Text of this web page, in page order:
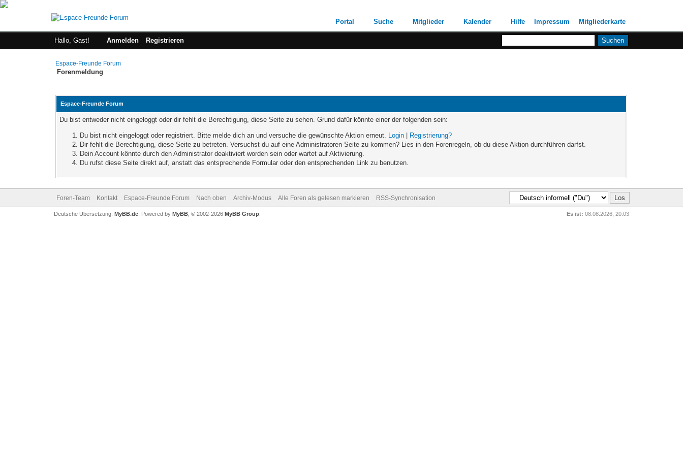
Portal Suche Mitglieder Kalender Hilfe Impressum Mitgliederkarte
Hallo, Gast! Anmelden Registrieren
Espace-Freunde Forum
Forenmeldung
Espace-Freunde Forum
Du bist entweder nicht eingeloggt oder dir fehlt die Berechtigung, diese Seite zu sehen. Grund dafür könnte einer der folgenden sein:
Du bist nicht eingeloggt oder registriert. Bitte melde dich an und versuche die gewünschte Aktion erneut. Login
Registrierung?
Dir fehlt die Berechtigung, diese Seite zu betreten. Versuchst du auf eine Administratoren-Seite zu kommen? Lies in den Forenregeln, ob du diese Aktion durchführen darfst.
Dein Account könnte durch den Administrator deaktiviert worden sein oder wartet auf Aktivierung.
Du rufst diese Seite direkt auf, anstatt das entsprechende Formular oder den entsprechenden Link zu benutzen.
Foren-Team Kontakt Espace-Freunde Forum Nach oben Archiv-Modus Alle Foren als gelesen markieren RSS-Synchronisation
Es ist: 08.08.2026, 20:03
Deutsche Übersetzung: MyBB.de, Powered by MyBB, © 2002-2026 MyBB Group.